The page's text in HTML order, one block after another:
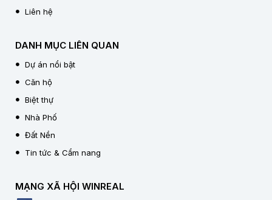
Liên hệ
DANH MỤC LIÊN QUAN
Dự án nổi bật
Căn hộ
Biệt thự
Nhà Phố
Đất Nền
Tin tức & Cẩm nang
MẠNG XÃ HỘI WINREAL